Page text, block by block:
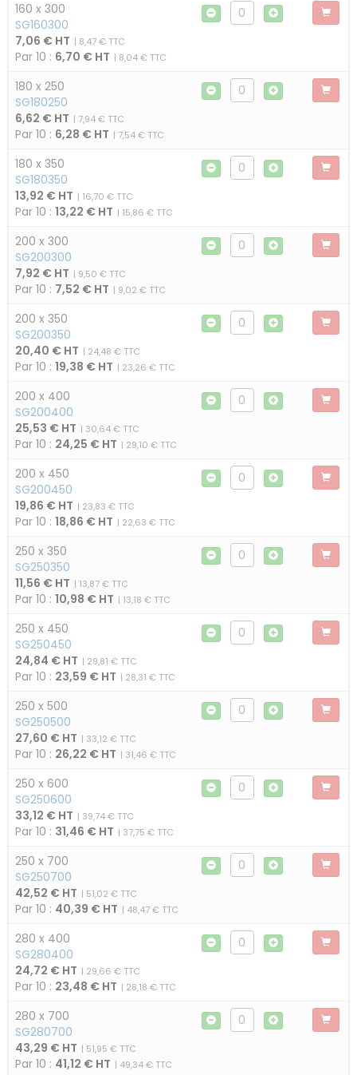
160 x 300
SG160300
7,06 € HT | 8,47 € TTC
Par 10 : 6,70 € HT | 8,04 € TTC
180 x 250
SG180250
6,62 € HT | 7,94 € TTC
Par 10 : 6,28 € HT | 7,54 € TTC
180 x 350
SG180350
13,92 € HT | 16,70 € TTC
Par 10 : 13,22 € HT | 15,86 € TTC
200 x 300
SG200300
7,92 € HT | 9,50 € TTC
Par 10 : 7,52 € HT | 9,02 € TTC
200 x 350
SG200350
20,40 € HT | 24,48 € TTC
Par 10 : 19,38 € HT | 23,26 € TTC
200 x 400
SG200400
25,53 € HT | 30,64 € TTC
Par 10 : 24,25 € HT | 29,10 € TTC
200 x 450
SG200450
19,86 € HT | 23,83 € TTC
Par 10 : 18,86 € HT | 22,63 € TTC
250 x 350
SG250350
11,56 € HT | 13,87 € TTC
Par 10 : 10,98 € HT | 13,18 € TTC
250 x 450
SG250450
24,84 € HT | 29,81 € TTC
Par 10 : 23,59 € HT | 28,31 € TTC
250 x 500
SG250500
27,60 € HT | 33,12 € TTC
Par 10 : 26,22 € HT | 31,46 € TTC
250 x 600
SG250600
33,12 € HT | 39,74 € TTC
Par 10 : 31,46 € HT | 37,75 € TTC
250 x 700
SG250700
42,52 € HT | 51,02 € TTC
Par 10 : 40,39 € HT | 48,47 € TTC
280 x 400
SG280400
24,72 € HT | 29,66 € TTC
Par 10 : 23,48 € HT | 28,18 € TTC
280 x 700
SG280700
43,29 € HT | 51,95 € TTC
Par 10 : 41,12 € HT | 49,34 € TTC